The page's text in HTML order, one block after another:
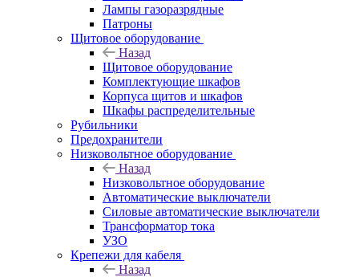
Лампы газоразрядные
Патроны
Щитовое оборудование
Назад
Щитовое оборудование
Комплектующие шкафов
Корпуса щитов и шкафов
Шкафы распределительные
Рубильники
Предохранители
Низковольтное оборудование
Назад
Низковольтное оборудование
Автоматические выключатели
Силовые автоматические выключатели
Трансформатор тока
УЗО
Крепежи для кабеля
Назад